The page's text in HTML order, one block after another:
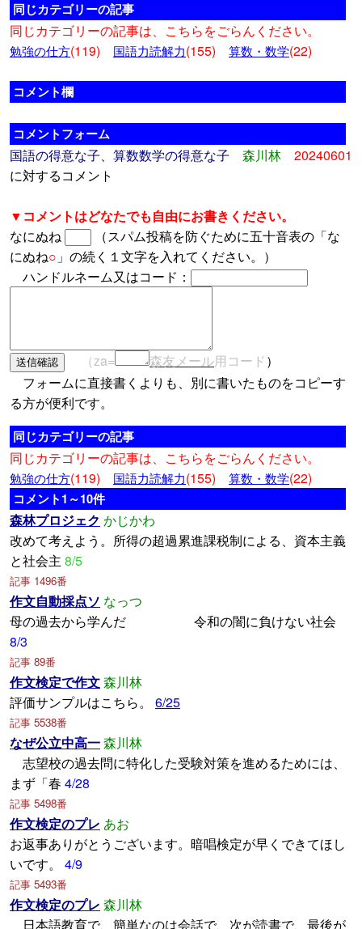
同じカテゴリーの記事
同じカテゴリーの記事は、こちらをごらんください。
勉強の仕方(119) 国語力読解力(155) 算数・数学(22)
コメント欄
コメントフォーム
国語の得意な子、算数数学の得意な子 森川林
20240601
に対するコメント
▼コメントはどなたでも自由にお書きください。
なにぬね
（スパム投稿を防ぐために五十音表の「な
にぬね○ 」の続く１文字を入れてください。）
ハンドルネーム又はコード：
（za= 森友メール用コード）
フォームに直接書くよりも、別に書いたものをコピーす
る方が便利です。
同じカテゴリーの記事
同じカテゴリーの記事は、こちらをごらんください。
勉強の仕方(119) 国語力読解力(155) 算数・数学(22)
コメント1～10件
森林プロジェク かじかわ
改めて考えよう。所得の超過累進課税制による、資本主義
と社会主 8/5
記事 1496番
作文自動採点ソ なっつ
母の過去から学んだ 令和の闇に負けない社会
8/3
記事 89番
作文検定で作文森川林
評価サンプルはこちら。 6/25
記事 5538番
なぜ公立中高一森川林
志望校の過去問に特化した受験対策を進めるためには、
まず「春 4/28
記事 5498番
作文検定のプレ あお
お返事ありがとうございます。暗唱検定が早くできてほし
いです。
4/9
記事 5493番
作文検定のプレ 森川林
日本語教育で、簡単なのは会話で、次が読書で、最後が